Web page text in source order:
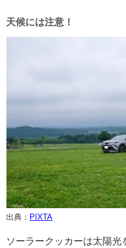
天候には注意！
出典： PIXTA
ソーラークッカーは太陽光